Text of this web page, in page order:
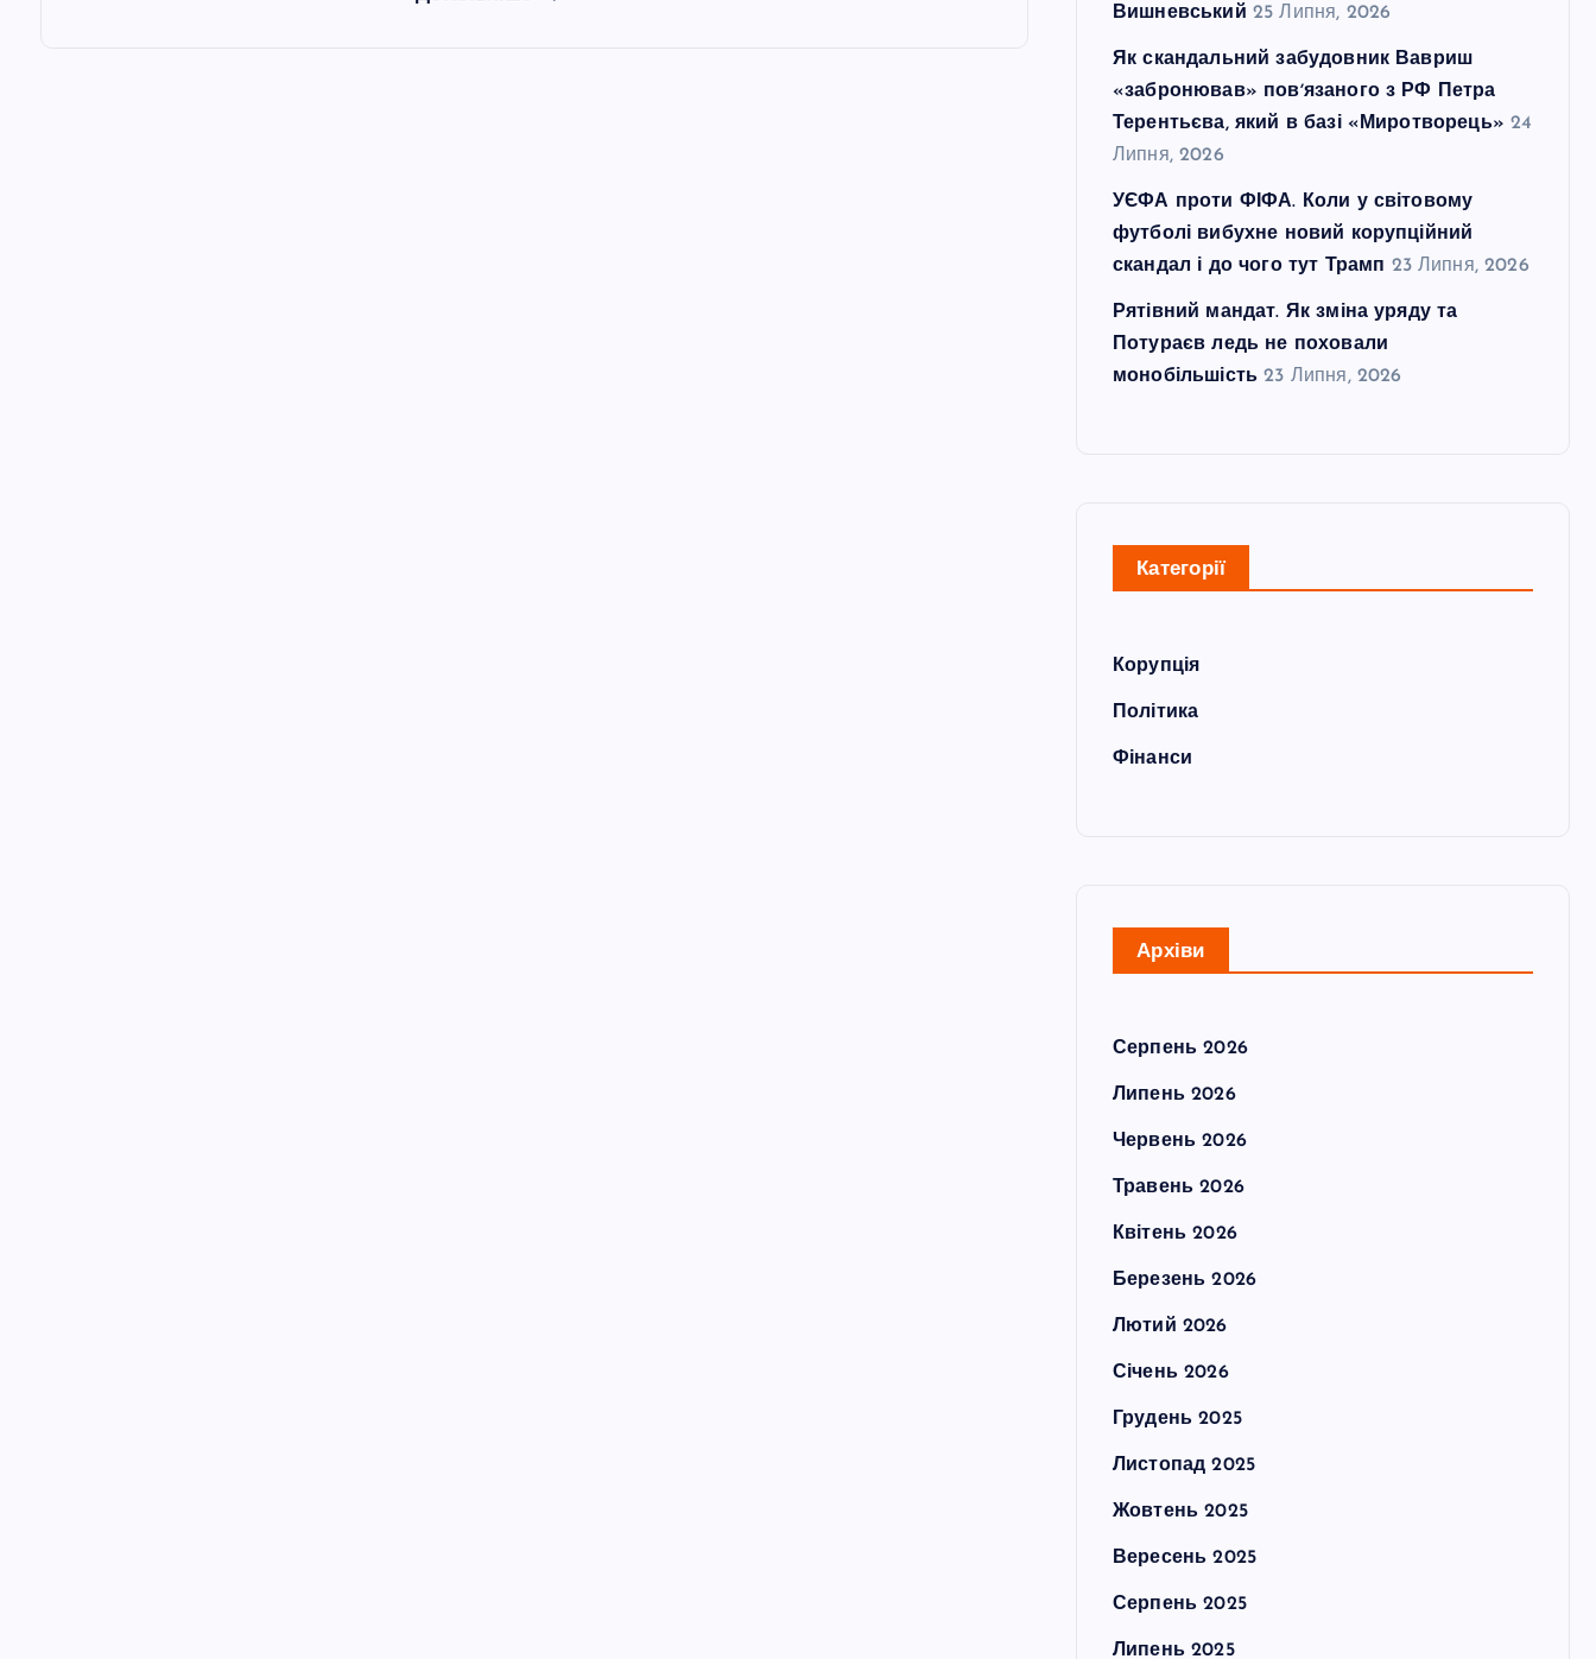
Вишневський 25 Липня, 2026
Як скандальний забудовник Вавриш
«забронював» повʼязаного з РФ Петра
Терентьєва, який в базі «Миротворець» 24
Липня, 2026
УЄФА проти ФІФА. Коли у світовому
футболі вибухне новий корупційний
скандал і до чого тут Трамп 23 Липня, 2026
Рятівний мандат. Як зміна уряду та
Потураєв ледь не поховали
монобільшість 23 Липня, 2026
Категорії
Корупція
Політика
Фінанси
Архіви
Серпень 2026
Липень 2026
Червень 2026
Травень 2026
Квітень 2026
Березень 2026
Лютий 2026
Січень 2026
Грудень 2025
Листопад 2025
Жовтень 2025
Вересень 2025
Серпень 2025
Липень 2025